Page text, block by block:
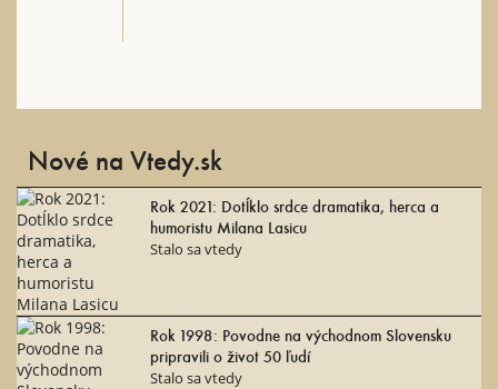
Nové na Vtedy.sk
Rok 2021: Dotĺklo srdce dramatika, herca a
humoristu Milana Lasicu
Stalo sa vtedy
Rok 1998: Povodne na východnom Slovensku
pripravili o život 50 ľudí
Stalo sa vtedy